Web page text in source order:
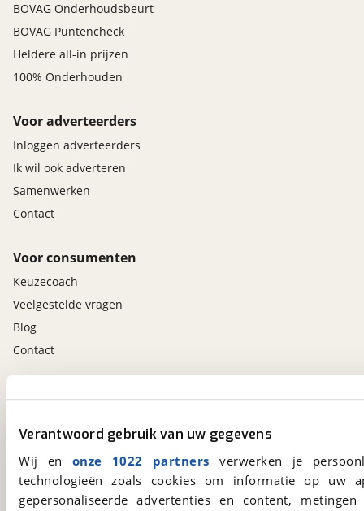
Verantwoord gebruik van uw gegevens
Wij en onze 1022 partners verwerken je
technologieën zoals cookies om informatie op
gepersonaliseerde advertenties en content,
BOVAG Onderhoudsbeurt
BOVAG Puntencheck
Heldere all-in prijzen
100% Onderhouden
Voor adverteerders
Inloggen adverteerders
Ik wil ook adverteren
Samenwerken
Contact
Voor consumenten
Keuzecoach
Veelgestelde vragen
Blog
Contact
viaBOVAG.nl
viaBOVAG.nl app
Altijd het meest recente aanbod bij de hand.
Download 'm nu.